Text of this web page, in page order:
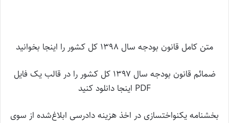
متن کامل قانون بودجه سال 1398 کل کشور را اینجا بخوانید
ضمائم قانون بودجه سال ۱۳۹۷ کل کشور را در قالب یک فایل
PDF اینجا دانلود کنید
بخشنامه یکنواخت‎سازی در اخذ هزینه دادرسی ابلاغ‌شده از سوی